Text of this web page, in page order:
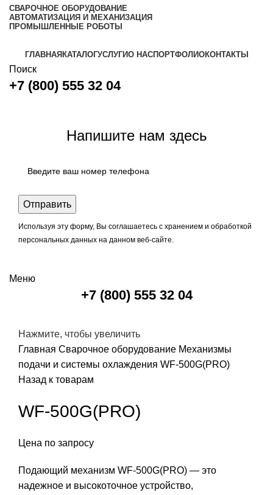
СВАРОЧНОЕ ОБОРУДОВАНИЕ
АВТОМАТИЗАЦИЯ И МЕХАНИЗАЦИЯ
ПРОМЫШЛЕННЫЕ РОБОТЫ
ГЛАВНАЯ КАТАЛОГУСЛУГИО НАСПОРТФОЛИОКОНТАКТЫ
Поиск
+7 (800) 555 32 04
Напишите нам здесь
Используя эту форму, Вы соглашаетесь с хранением и обработкой
персональных данных на данном веб-сайте.
Меню
+7 (800) 555 32 04
Нажмите, чтобы увеличить
Главная Сварочное оборудование Механизмы
подачи и системы охлаждения WF-500G(PRO)
Назад к товарам
WF-500G(PRO)
Цена по запросу
Подающий механизм WF-500G(PRO) — это
надежное и высокоточное устройство,